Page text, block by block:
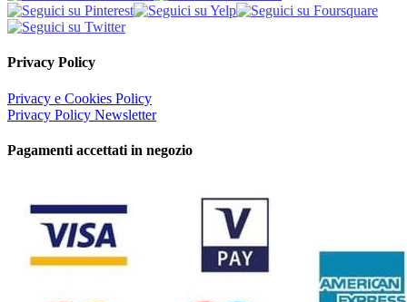
Privacy Policy
Privacy e Cookies Policy
Privacy Policy Newsletter
Pagamenti accettati in negozio